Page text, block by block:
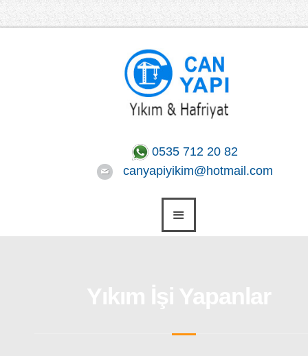
0535 712 20 82
canyapiyikim@hotmail.com